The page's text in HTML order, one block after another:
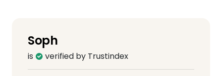
Soph
is verified by Trustindex